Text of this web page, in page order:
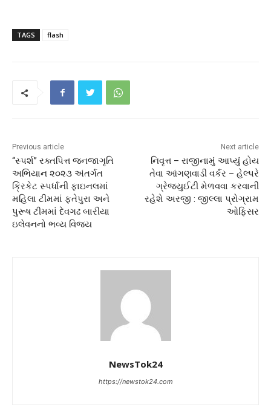
TAGS flash
Previous article
“સ્પર્શ” રક્તપિત્ત જનજાગૃતિ
અભિયાન ૨૦૨૩ અંતર્ગત
ક્રિકેટ સ્પર્ધાની ફાઇનલમાં
મહિલા ટીમમાં ફતેપુરા અને
પુરૂષ ટીમમાં દેવગઢ બારીયા
ઇલેવનનો ભવ્ય વિજય
Next article
નિવૃત્ત – રાજીનામું આપ્યું હોય
તેવા આંગણવાડી વર્કર – હેલ્પરે
ગ્રેજ્યુઈટી મેળવવા કરવાની
રહેશે અરજી : જીલ્લા પ્રોગ્રામ
ઓફિસર
NewsTok24
https://newstok24.com